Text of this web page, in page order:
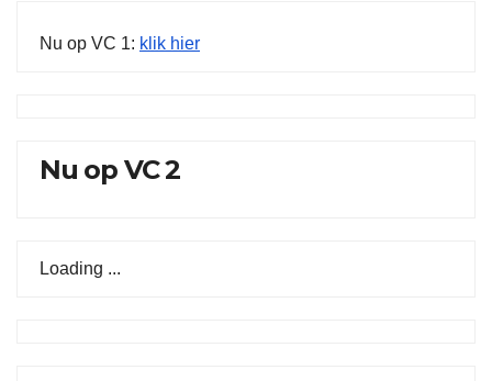
Nu op VC 1: klik hier
Nu op VC 2
Loading ...